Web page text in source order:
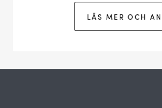
LÄS MER OCH